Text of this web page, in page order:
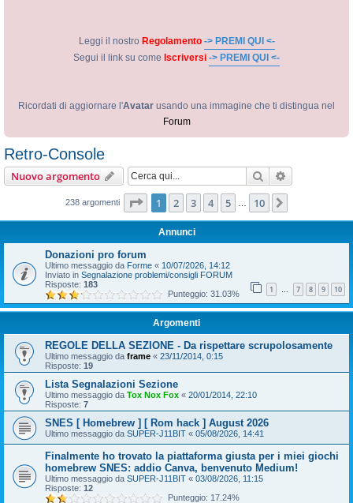
Leggi il nostro Regolamento -> PREMI QUI <-
Segui il link su come Iscriversi -> PREMI QUI <-
Ricordati di aggiornare l'Avatar usando una immagine che ti distingua nel
Forum
Retro-Console
Nuovo argomento Cerca
238 argomenti Pagina di 10
1 2 3 4 5 10
Annunci
Donazioni pro forum
Ultimo messaggio da Forme « 10/07/2026, 14:12
Inviato in Segnalazione problemi/consigli FORUM
Risposte: 183 1 … 7 8 9 10
Punteggio: 31.03%
Argomenti
REGOLE DELLA SEZIONE - Da rispettare scrupolosamente
Ultimo messaggio da frame « 23/11/2014, 0:15
Risposte: 19
Lista Segnalazioni Sezione
Ultimo messaggio da Tox Nox Fox « 20/01/2014, 22:10
Risposte: 7
SNES [ Homebrew ] [ Rom hack ] August 2026
Ultimo messaggio da SUPER-J11BIT « 05/08/2026, 14:41
Finalmente ho trovato la piattaforma giusta per i miei giochi
homebrew SNES: addio Canva, benvenuto Medium!
Ultimo messaggio da SUPER-J11BIT « 03/08/2026, 11:15
Risposte: 12
Punteggio: 17.24%